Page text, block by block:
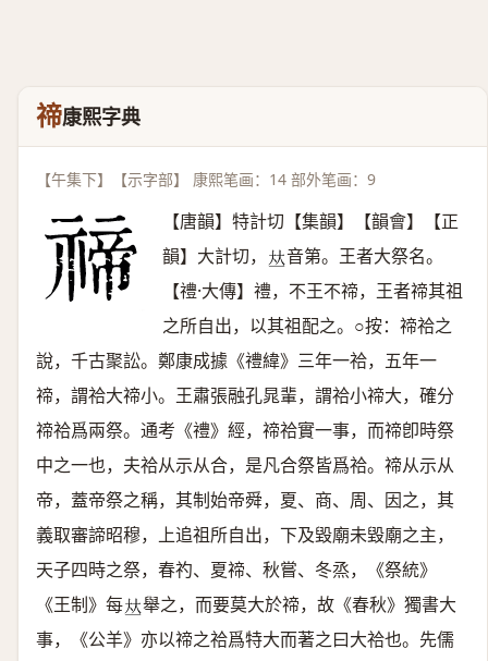
禘康熙字典
【午集下】【示字部】 康熙笔画：14 部外笔画：9
【唐韻】特計切【集韻】【韻會】【正
韻】大計切， 𠀤音第。王者大祭名。
【禮·大傳】禮，不王不禘，王者禘其祖
之所自出，以其祖配之。○按：禘祫之
說，千古聚訟。鄭康成據《禮緯》三年一祫，五年一
禘，謂祫大禘小。王肅張融孔晁輩，謂祫小禘大，確分
禘祫爲兩祭。通考《禮》經，禘祫實一事，而禘卽時祭
中之一也，夫祫从示从合，是凡合祭皆爲祫。禘从示从
帝，蓋帝祭之稱，其制始帝舜，夏、商、周、因之，其
義取審諦昭穆，上追祖所自出，下及毀廟未毀廟之主，
天子四時之祭，春礿、夏禘、秋嘗、冬烝，《祭統》
《王制》每𠀤舉之，而要莫大於禘，故《春秋》獨書大
事，《公羊》亦以禘之祫爲特大而著之曰大祫也。先儒